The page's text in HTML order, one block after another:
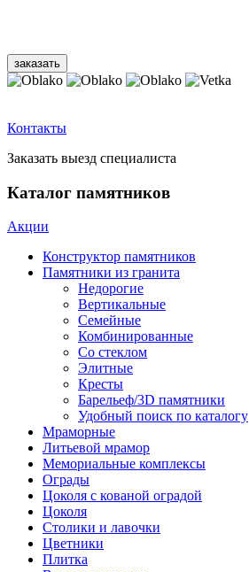
Контакты
Заказать выезд специалиста
Каталог памятников
Акции
Конструктор памятников
Памятники из гранита
Недорогие
Вертикальные
Семейные
Комбинированные
Со стеклом
Элитные
Кресты
Барельеф/3D памятники
Удобный поиск по каталогу
Мраморные
Литьевой мрамор
Мемориальные комплексы
Ограды
Цоколя с кованой оградой
Цоколя
Столики и лавочки
Цветники
Плитка